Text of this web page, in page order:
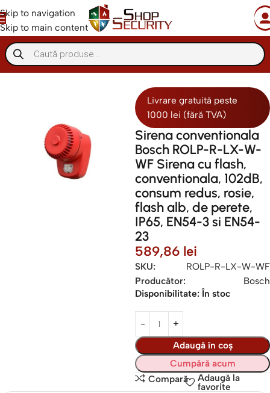
Skip to navigation
Skip to main content
Anti-incendiu conventional Sirene/butoane conventionale
Livrare gratuită peste
1000 lei (fără TVA)
Sirena conventionala
Bosch ROLP-R-LX-W-
WF Sirena cu flash,
conventionala, 102dB,
consum redus, rosie,
flash alb, de perete,
IP65, EN54-3 si EN54-
23
589,86 lei
SKU:
ROLP-R-LX-W-WF
Producător:
Bosch
Disponibilitate: În stoc
Adaugă în coș
Cumpără acum
Compară
Adaugă la
favorite